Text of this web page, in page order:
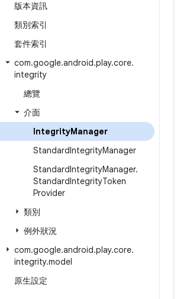
版本資訊
類別索引
套件索引
com.google.android.play.core.
integrity
總覽
介面
IntegrityManager
StandardIntegrityManager
StandardIntegrityManager.
StandardIntegrityToken
Provider
類別
例外狀況
com.google.android.play.core.
integrity.model
原生設定